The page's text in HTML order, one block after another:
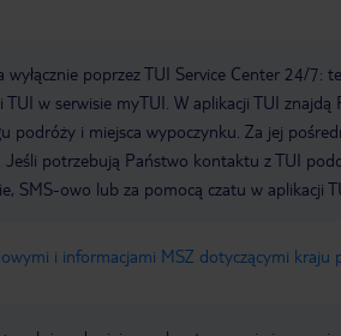
poprzez TUI Service Center 24/7:
w serwisie myTUI. W aplikacji TUI
podróży i miejsca wypoczynku. Za jej
potrzebują Państwo kontaktu z TUI
SMS-owo lub za pomocą czatu w aplikacji
i informacjami MSZ dotyczącymi kraju